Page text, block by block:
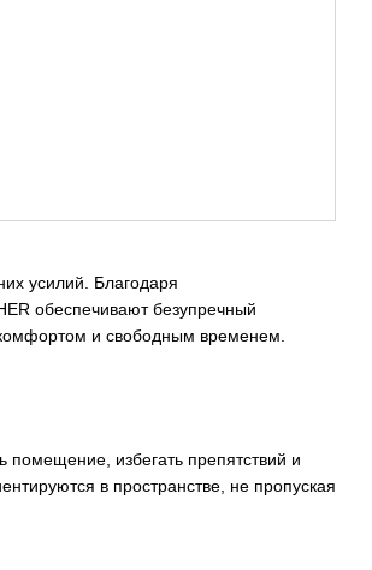
усилий. Благодаря
обеспечивают безупречный
и свободным временем.
избегать препятствий и
в пространстве, не пропуская